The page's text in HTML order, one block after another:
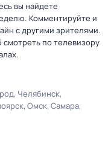
вы найдете
Комментируйте и
с другими зрителями.
по телевизору
Челябинск
Омск Самара